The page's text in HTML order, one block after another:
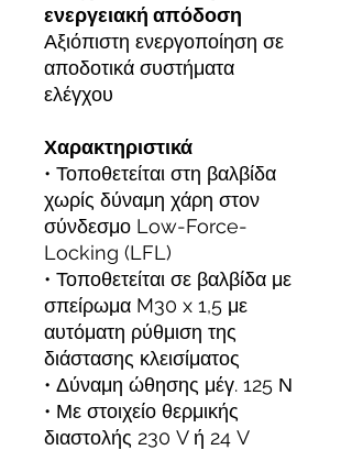
ενεργειακή απόδοση
Αξιόπιστη ενεργοποίηση σε
αποδοτικά συστήματα
ελέγχου
Χαρακτηριστικά
• Τοποθετείται στη βαλβίδα
χωρίς δύναμη χάρη στον
σύνδεσμο Low-Force-
Locking (LFL)
• Τοποθετείται σε βαλβίδα με
σπείρωμα M30 x 1,5 με
αυτόματη ρύθμιση της
διάστασης κλεισίματος
• Δύναμη ώθησης μέγ. 125 Ν
• Με στοιχείο θερμικής
διαστολής 230 V ή 24 V